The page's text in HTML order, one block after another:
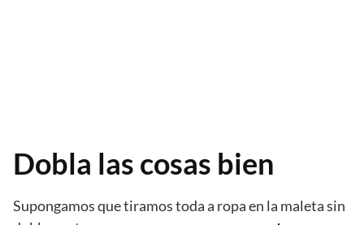
Dobla las cosas bien
Supongamos que tiramos toda a ropa en la maleta sin